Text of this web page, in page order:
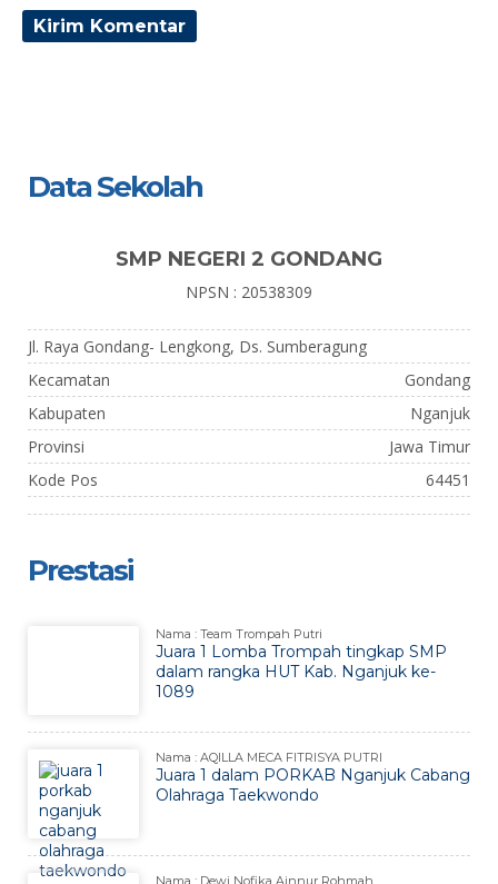
Data Sekolah
SMP NEGERI 2 GONDANG
NPSN : 20538309
Jl. Raya Gondang- Lengkong, Ds. Sumberagung
Kecamatan
Gondang
Kabupaten
Nganjuk
Provinsi
Jawa Timur
Kode Pos
64451
Prestasi
Nama : Team Trompah Putri
Juara 1 Lomba Trompah tingkap SMP
dalam rangka HUT Kab. Nganjuk ke-
1089
Nama : AQILLA MECA FITRISYA PUTRI
Juara 1 dalam PORKAB Nganjuk Cabang
Olahraga Taekwondo
Nama : Dewi Nofika Ainnur Rohmah